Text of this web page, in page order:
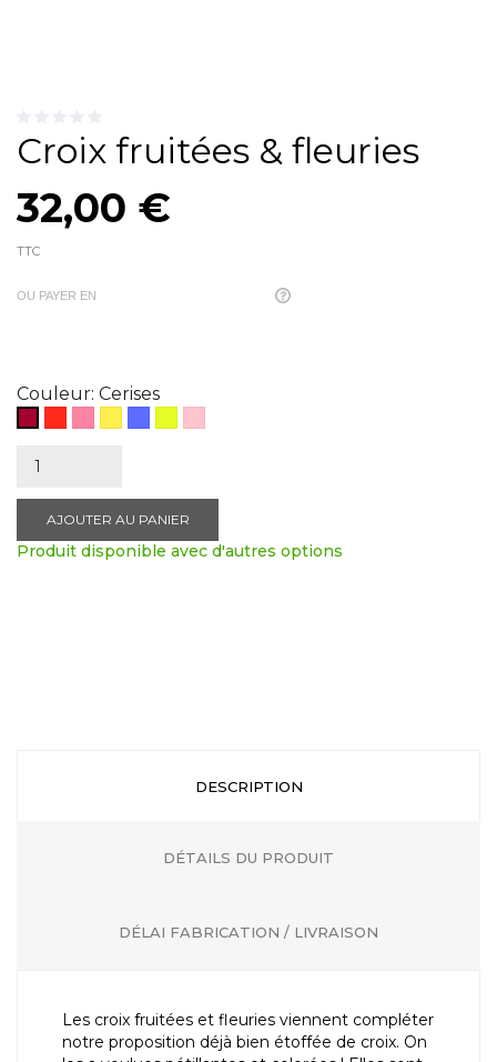
Croix fruitées & fleuries
32,00 €
TTC
OU PAYER EN
Couleur: Cerises
roses
AJOUTER AU PANIER
Produit disponible avec d'autres options
DESCRIPTION
DÉTAILS DU PRODUIT
DÉLAI FABRICATION / LIVRAISON
Les croix fruitées et fleuries viennent compléter
notre proposition déjà bien étoffée de croix. On